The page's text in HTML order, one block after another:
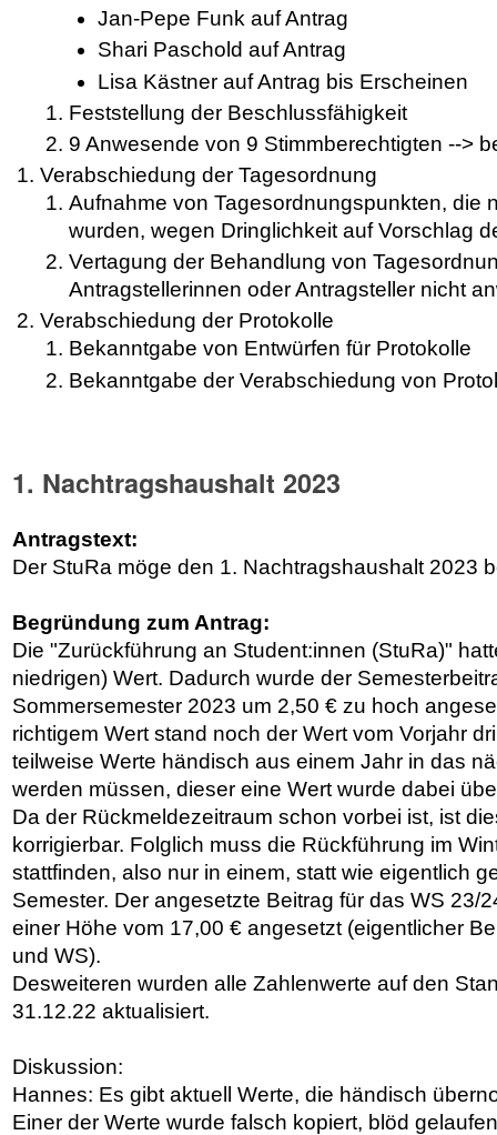
Jan-Pepe Funk auf Antrag
Shari Paschold auf Antrag
Lisa Kästner auf Antrag bis Erscheinen
Feststellung der Beschlussfähigkeit
9 Anwesende von 9 Stimmberechtigten -->
Verabschiedung der Tagesordnung
Aufnahme von Tagesordnungspunkten, die
wurden, wegen Dringlichkeit auf Vorschlag
Vertagung der Behandlung von
Antragstellerinnen oder Antragsteller nicht
Verabschiedung der Protokolle
Bekanntgabe von Entwürfen für Protokolle
Bekanntgabe der Verabschiedung von
1. Nachtragshaushalt 2023
Antragstext:
Der StuRa möge den 1. Nachtragshaushalt 2023
Begründung zum Antrag:
Die "Zurückführung an Student:innen (StuRa)"
niedrigen) Wert. Dadurch wurde der
Sommersemester 2023 um 2,50 € zu hoch
richtigem Wert stand noch der Wert vom Vorjahr
teilweise Werte händisch aus einem Jahr in das
werden müssen, dieser eine Wert wurde dabei
Da der Rückmeldezeitraum schon vorbei ist, ist
korrigierbar. Folglich muss die Rückführung im
stattfinden, also nur in einem, statt wie eigentlich
Semester. Der angesetzte Beitrag für das WS 23/
einer Höhe vom 17,00 € angesetzt (eigentlicher
und WS).
Desweiteren wurden alle Zahlenwerte auf den
31.12.22 aktualisiert.
Diskussion:
Hannes: Es gibt aktuell Werte, die händisch
Einer der Werte wurde falsch kopiert, blöd